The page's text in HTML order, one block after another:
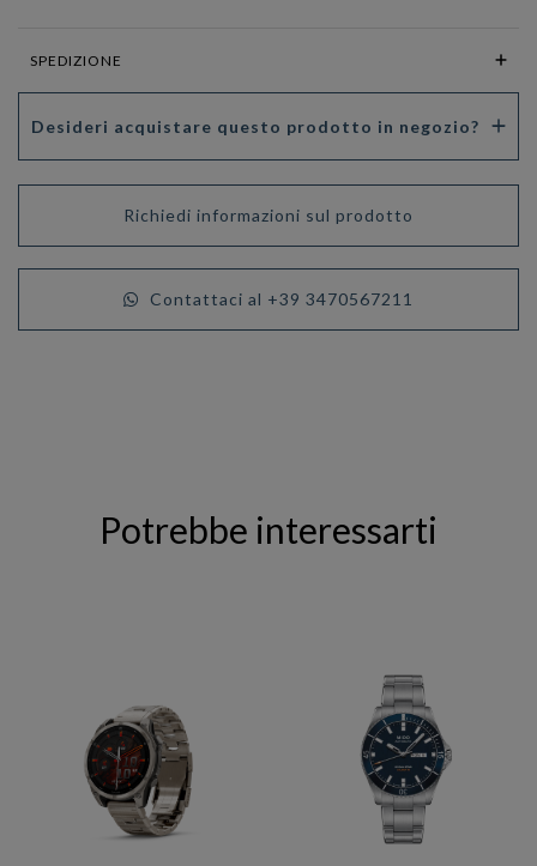
SPEDIZIONE
Desideri acquistare questo prodotto in negozio?
Richiedi informazioni sul prodotto
Contattaci al +39 3470567211
Potrebbe interessarti